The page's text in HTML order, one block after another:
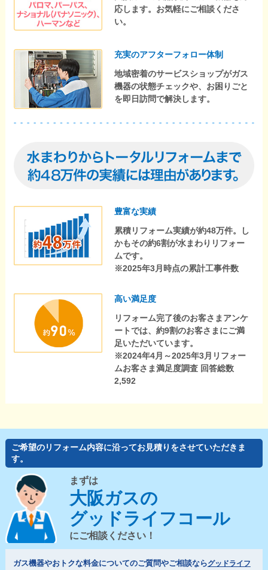
応します。お気軽にご相談くださ
い。
充実のアフターフォロー体制
地域密着のサービスショップがガス
機器の状態チェックや、お困りごと
を即日訪問で解決します。
豊富な実績
累積リフォーム実績が約48万件。し
かもその約6割が水まわりリフォー
ムです。
※2025年3月時点の累計工事件数
高い満足度
リフォーム完了後のお客さまアンケ
ートでは、約9割のお客さまにご満
足いただいています。
※2024年4月～2025年3月リフォー
ムお客さま満足度調査 回答総数
2,592
ご希望のリフォーム内容に沿ってお見積りをさせていただきま
す。
まずは
大阪ガスの
グッドライフコール
にご相談ください！
ガス機器やおトクな料金についてのご質問やご相談ならグッドライフ